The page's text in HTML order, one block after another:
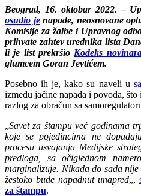
Beograd, 16. oktobar 2022. –
osudio jenapade, neosnovane
Komisije za žalbe i Upravnog
prihvate zahtev urednika lista
li je list prekršio Kodeks
glumcem Goran Jevtićem.
Posebno ih je, kako su naveli u
između jačine napada i povoda,
razlog za obračun sa
„Savet za štampu već godinama
koje se pojedincima ne
procesu usvajanja Medijske
predloga, sa očiglednom
marginalizuje. Nikada do sada
žestoko bude napadnut unapred„,
za štampu.